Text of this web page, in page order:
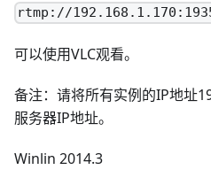
rtmp://
可以使用VLC观看。
备注：请将所有实例的IP地址
服务器IP地址。
Winlin 2014.3